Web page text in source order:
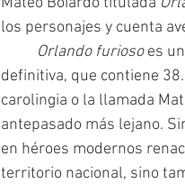
los personajes y cuenta
	Orlando furioso
es
definitiva, que contiene
carolingia o la llamada
antepasado más lejano.
en héroes modernos
territorio nacional, sino